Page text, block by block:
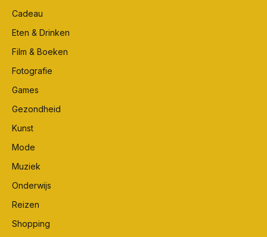
Cadeau
Eten & Drinken
Film & Boeken
Fotografie
Games
Gezondheid
Kunst
Mode
Muziek
Onderwijs
Reizen
Shopping